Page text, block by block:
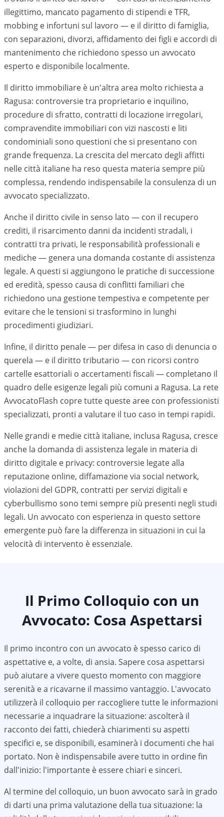
illegittimo, mancato pagamento di stipendi e TFR,
mobbing e infortuni sul lavoro — e il diritto di famiglia,
con separazioni, divorzi, affidamento dei figli e accordi di
mantenimento che richiedono spesso un avvocato
esperto e disponibile localmente.
Il diritto immobiliare è un'altra area molto richiesta a
Ragusa: controversie tra proprietario e inquilino,
procedure di sfratto, contratti di locazione irregolari,
compravendite immobiliari con vizi nascosti e liti
condominiali sono questioni che si presentano con
grande frequenza. La crescita del mercato degli affitti
nelle città italiane ha reso questa materia sempre più
complessa, rendendo indispensabile la consulenza di un
avvocato specializzato.
Anche il diritto civile in senso lato — con il recupero
crediti, il risarcimento danni da incidenti stradali, i
contratti tra privati, le responsabilità professionali e
mediche — genera una domanda costante di assistenza
legale. A questi si aggiungono le pratiche di successione
ed eredità, spesso causa di conflitti familiari che
richiedono una gestione tempestiva e competente per
evitare che le tensioni si trasformino in lunghi
procedimenti giudiziari.
Infine, il diritto penale — per difesa in caso di denuncia o
querela — e il diritto tributario — con ricorsi contro
cartelle esattoriali o accertamenti fiscali — completano il
quadro delle esigenze legali più comuni a Ragusa. La rete
AvvocatoFlash copre tutte queste aree con professionisti
specializzati, pronti a valutare il tuo caso in tempi rapidi.
Nelle grandi e medie città italiane, inclusa Ragusa, cresce
anche la domanda di assistenza legale in materia di
diritto digitale e privacy: controversie legate alla
reputazione online, diffamazione via social network,
violazioni del GDPR, contratti per servizi digitali e
cyberbullismo sono temi sempre più presenti negli studi
legali. Un avvocato con esperienza in questo settore
emergente può fare la differenza in situazioni in cui la
velocità di intervento è essenziale.
Il Primo Colloquio con un
Avvocato: Cosa Aspettarsi
Il primo incontro con un avvocato è spesso carico di
aspettative e, a volte, di ansia. Sapere cosa aspettarsi
può aiutare a vivere questo momento con maggiore
serenità e a ricavarne il massimo vantaggio. L'avvocato
utilizzerà il colloquio per raccogliere tutte le informazioni
necessarie a inquadrare la situazione: ascolterà il
racconto dei fatti, chiederà chiarimenti su aspetti
specifici e, se disponibili, esaminerà i documenti che hai
portato. Non è indispensabile avere tutto in ordine fin
dall'inizio: l'importante è essere chiari e sinceri.
Al termine del colloquio, un buon avvocato sarà in grado
di darti una prima valutazione della tua situazione: la